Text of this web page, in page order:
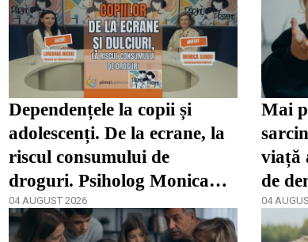
Dependențele la copii și
adolescenți. De la ecrane, la
riscul consumului de
droguri. Psiholog Monica
Sandu, la Părinți Prezenți /
VIDEO
04 AUGUST 2026
Mai
viață
de
04